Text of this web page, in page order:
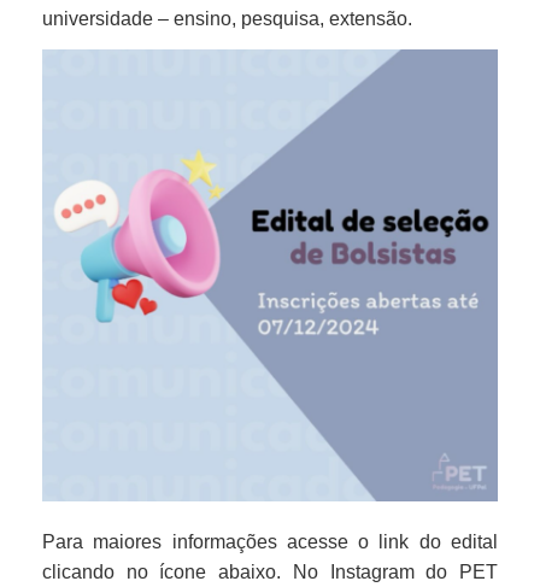
universidade – ensino, pesquisa, extensão.
Para maiores informações acesse o link do edital
clicando no ícone abaixo. No Instagram do PET